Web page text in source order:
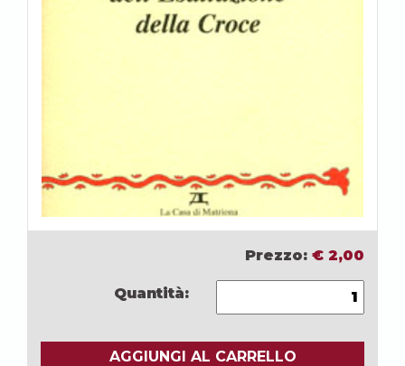
Prezzo: € 2,00
Quantità:
AGGIUNGI AL CARRELLO